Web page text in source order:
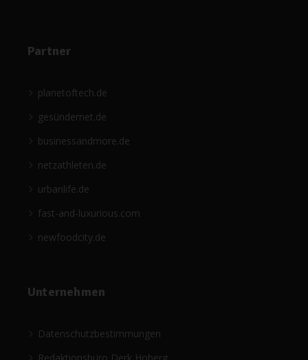
Partner
planetoftech.de
gesündernet.de
businessandmore.de
netzathleten.de
urbanlife.de
fast-and-luxurious.com
newfoodcity.de
Unternehmen
Datenschutzbestimmungen
Redaktionsbüro Derk Hoberg